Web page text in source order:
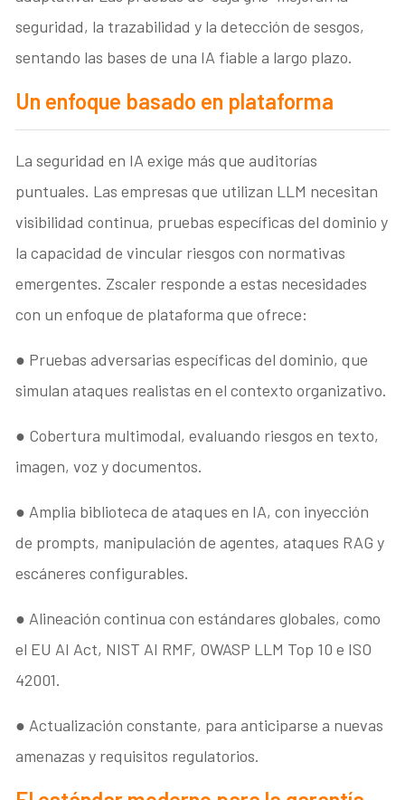
seguridad, la trazabilidad y la detección de sesgos,
sentando las bases de una IA fiable a largo plazo.
Un enfoque basado en plataforma
La seguridad en IA exige más que auditorías
puntuales. Las empresas que utilizan LLM necesitan
visibilidad continua, pruebas específicas del dominio y
la capacidad de vincular riesgos con normativas
emergentes. Zscaler responde a estas necesidades
con un enfoque de plataforma que ofrece:
● Pruebas adversarias específicas del dominio, que
simulan ataques realistas en el contexto organizativo.
● Cobertura multimodal, evaluando riesgos en texto,
imagen, voz y documentos.
● Amplia biblioteca de ataques en IA, con inyección
de prompts, manipulación de agentes, ataques RAG y
escáneres configurables.
● Alineación continua con estándares globales, como
el EU AI Act, NIST AI RMF, OWASP LLM Top 10 e ISO
42001.
● Actualización constante, para anticiparse a nuevas
amenazas y requisitos regulatorios.